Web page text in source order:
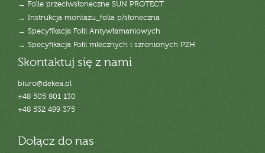
→ Folie przeciwsłoneczne SUN PROTECT
→ Instrukcja montażu_folia p/słoneczna
→ Specyfikacja Folii Antywłamaniowych
→ Specyfikacja Folii mlecznych i szronionych PZH
Skontaktuj się z nami
biuro@dekea.pl
+48 505 801 130
+48 532 499 375
Dołącz do nas